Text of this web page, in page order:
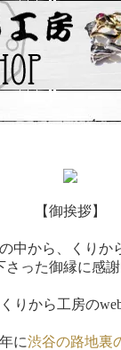
【御挨拶】
中から、くりか
さった御縁に感
りから工房の
に渋谷の路地裏